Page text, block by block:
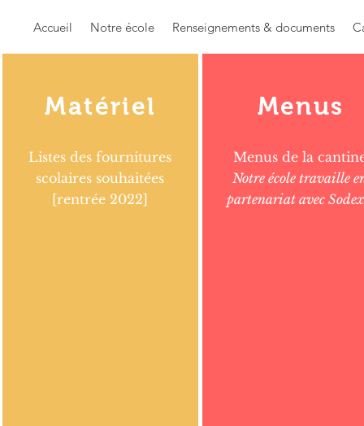
Accueil Notre école Renseignements & documents
Matériel
Listes des fournitures
scolaires souhaitées
[rentrée 2022]
Menus
Menus de la
Notre école travaille
partenariat avec